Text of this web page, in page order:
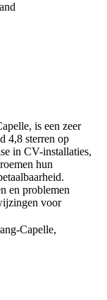
is een zeer
4,8 sterren op
in CV-installaties,
hun
en problemen
voor
Capelle,